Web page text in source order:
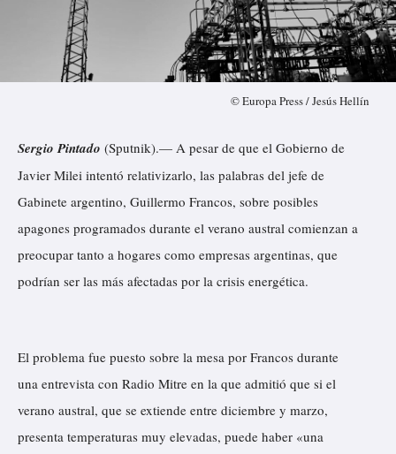
© Europa Press / Jesús Hellín
Sergio Pintado (Sputnik).— A pesar de que el Gobierno de
Javier Milei intentó relativizarlo, las palabras del jefe de
Gabinete argentino, Guillermo Francos, sobre posibles
apagones programados durante el verano austral comienzan a
preocupar tanto a hogares como empresas argentinas, que
podrían ser las más afectadas por la crisis energética.
El problema fue puesto sobre la mesa por Francos durante
una entrevista con Radio Mitre en la que admitió que si el
verano austral, que se extiende entre diciembre y marzo,
presenta temperaturas muy elevadas, puede haber «una